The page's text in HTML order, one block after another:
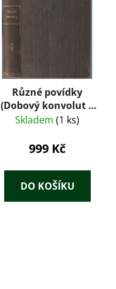
Různé povídky
(Dobový konvolut 8
tisků: Tolstoj,
Dickens, Jókai) – J.
Skladem (1 ks)
999 Kč
DO KOŠÍKU